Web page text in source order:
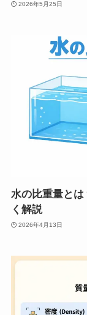
2026年5月25日
水の比重量と
く解説
2026年4月13日